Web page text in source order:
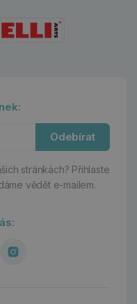
Odebírat
stránkách? Přihlaste
vědět e-mailem.